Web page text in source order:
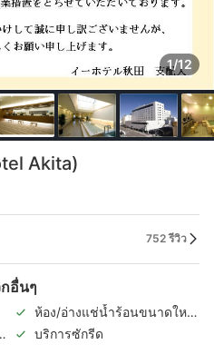
1/12
Akita)
752 รีวิว
อื่นๆ
ห้อง/อ่างแช่น้ำร้อนขนาดใหญ่
ในร่ม
บริการซักรีด